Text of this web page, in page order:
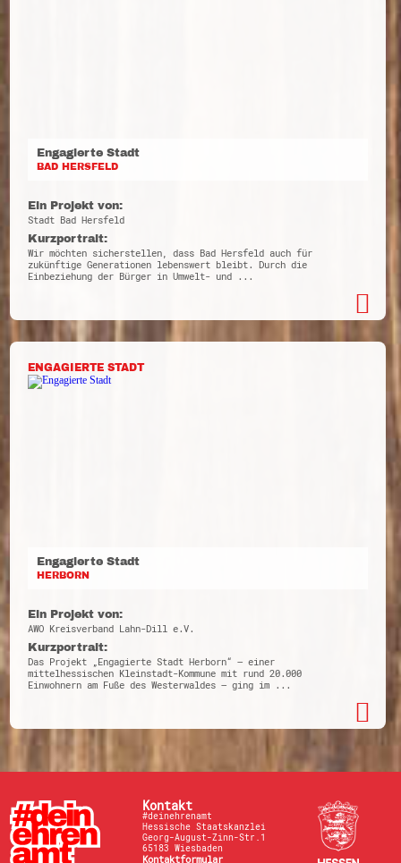
Engagierte Stadt
BAD HERSFELD
Ein Projekt von:
Stadt Bad Hersfeld
Kurzportrait:
Wir möchten sicherstellen, dass Bad Hersfeld auch für
zukünftige Generationen lebenswert bleibt. Durch die
Einbeziehung der Bürger in Umwelt- und ...
ENGAGIERTE STADT
Engagierte Stadt
HERBORN
Ein Projekt von:
AWO Kreisverband Lahn-Dill e.V.
Kurzportrait:
Das Projekt „Engagierte Stadt Herborn“ – einer
mittelhessischen Kleinstadt-Kommune mit rund 20.000
Einwohnern am Fuße des Westerwaldes – ging im ...
Kontakt
#deinehrenamt
Hessische Staatskanzlei
Georg-August-Zinn-Str.1
65183 Wiesbaden
Kontaktformular